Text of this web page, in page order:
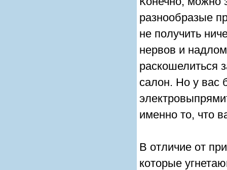
разнообразые
не получить
нервов и
раскошелиться
салон. Но у вас
именно то, что
В отличие от
которые